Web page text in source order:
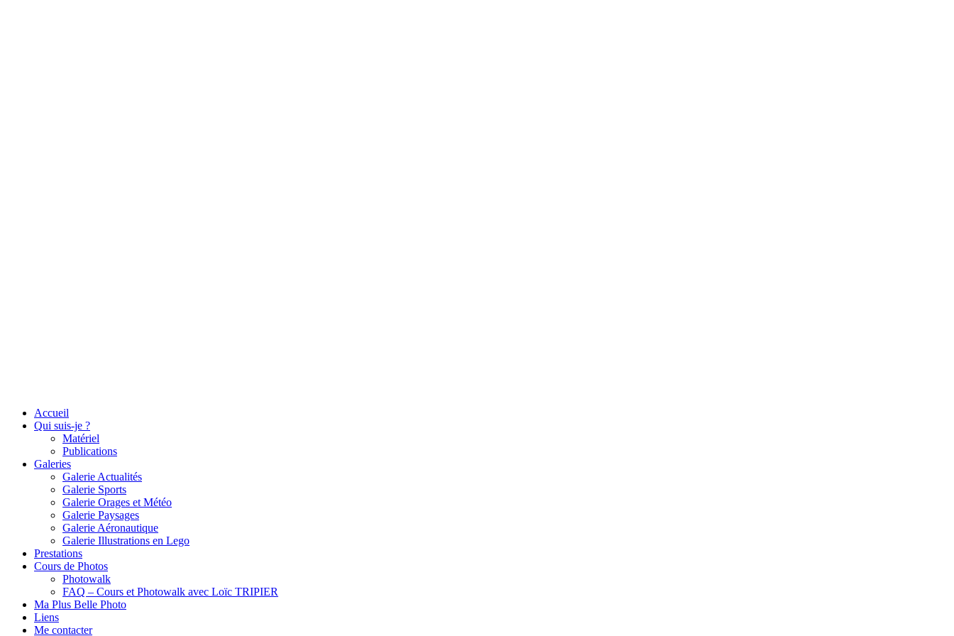
Accueil
Qui suis-je ?
Matériel
Publications
Galeries
Galerie Actualités
Galerie Sports
Galerie Orages et Météo
Galerie Paysages
Galerie Aéronautique
Galerie Illustrations en Lego
Prestations
Cours de Photos
Photowalk
FAQ – Cours et Photowalk avec Loïc TRIPIER
Ma Plus Belle Photo
Liens
Me contacter